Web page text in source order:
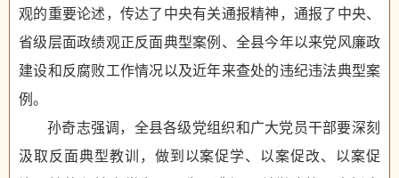
观的重要论述，传达了中央有关通报精神，通报了中央、
省级层面政绩观正反面典型案例、全县今年以来党风廉政
建设和反腐败工作情况以及近年来查处的违纪违法典型案
例。
孙奇志强调，全县各级党组织和广大党员干部要深刻
汲取反面典型教训，做到以案促学、以案促改、以案促